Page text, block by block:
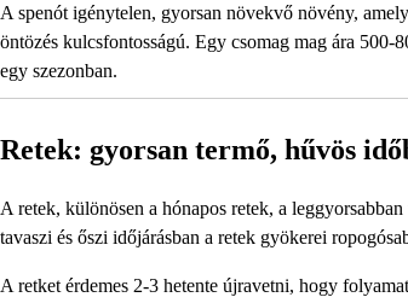
A spenót igénytelen, gyorsan növekvő növény,
öntözés kulcsfontosságú. Egy csomag mag ára 500-
egy szezonban.
Retek: gyorsan termő, hűvös
A retek, különösen a hónapos retek, a
tavaszi és őszi időjárásban a retek gyökerei
A retket érdemes 2-3 hetente újravetni, hogy